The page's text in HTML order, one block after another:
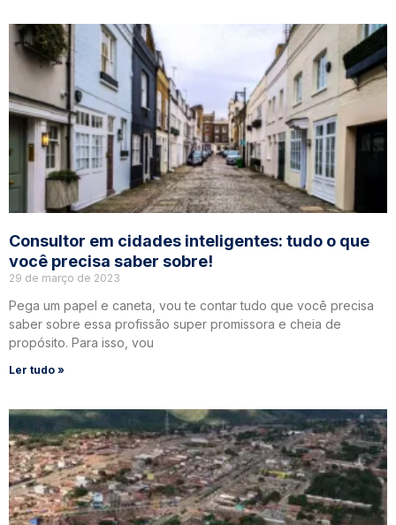
Consultor em cidades inteligentes: tudo o que
você precisa saber sobre!
29 de março de 2023
Pega um papel e caneta, vou te contar tudo que você precisa
saber sobre essa profissão super promissora e cheia de
propósito. Para isso, vou
Ler tudo »